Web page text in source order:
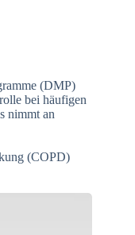
(DMP)
bei häufigen
nimmt an
(COPD)